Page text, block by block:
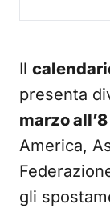
Il
presenta
marzo
America,
gli